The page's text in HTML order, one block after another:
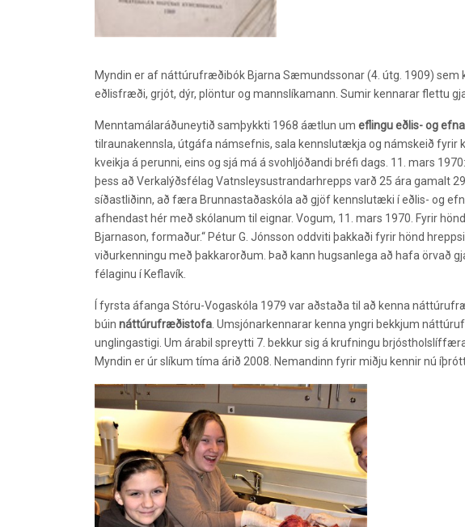
Myndin er af náttúrufræðibók Bjarna Sæmundssonar (4. útg. 1909) sem
eðlisfræði, grjót, dýr, plöntur og mannslíkamann. Sumir kennarar flettu
Menntamálaráðuneytið samþykkti 1968 áætlun um eflingu eðlis- og
tilraunakennsla, útgáfa námsefnis, sala kennslutækja og námskeið fyrir
kveikja á perunni, eins og sjá má á svohljóðandi bréfi dags. 11. mars
þess að Verkalýðsfélag Vatnsleysustrandarhrepps varð 25 ára gamalt
síðastliðinn, að færa Brunnastaðaskóla að gjöf kennslutæki í eðlis- og
afhendast hér með skólanum til eignar. Vogum, 11. mars 1970. Fyrir
Bjarnason, formaður.“ Pétur G. Jónsson oddviti þakkaði fyrir hönd
viðurkenningu með þakkarorðum. Það kann hugsanlega að hafa örvað
félaginu í Keflavík.
Í fyrsta áfanga Stóru-Vogaskóla 1979 var aðstaða til að kenna
búin náttúrufræðistofa. Umsjónarkennarar kenna yngri bekkjum
unglingastigi. Um árabil spreytti 7. bekkur sig á krufningu
Myndin er úr slíkum tíma árið 2008. Nemandinn fyrir miðju kennir nú